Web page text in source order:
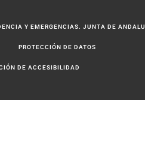
Y EMERGENCIAS. JUNTA DE
PROTECCIÓN DE DATOS
DE ACCESIBILIDAD